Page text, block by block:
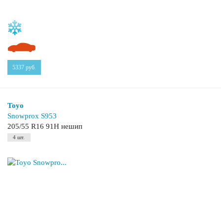
5337 руб.
Toyo
Snowprox S953
205/55 R16 91H нешип
4 шт.